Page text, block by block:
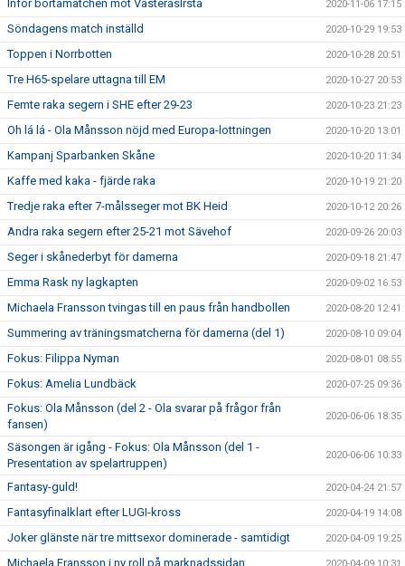
Inför bortamatchen mot VästeråsIrsta 2020-11-06 17:15
Söndagens match inställd 2020-10-29 19:53
Toppen i Norrbotten 2020-10-28 20:51
Tre H65-spelare uttagna till EM 2020-10-27 20:53
Femte raka segern i SHE efter 29-23 2020-10-23 21:23
Oh lá lá - Ola Månsson nöjd med Europa-lottningen 2020-10-20 13:01
Kampanj Sparbanken Skåne 2020-10-20 11:34
Kaffe med kaka - fjärde raka 2020-10-19 21:20
Tredje raka efter 7-målsseger mot BK Heid 2020-10-12 20:26
Andra raka segern efter 25-21 mot Sävehof 2020-09-26 20:03
Seger i skånederbyt för damerna 2020-09-18 21:47
Emma Rask ny lagkapten 2020-09-02 16:53
Michaela Fransson tvingas till en paus från handbollen 2020-08-20 12:41
Summering av träningsmatcherna för damerna (del 1) 2020-08-10 09:04
Fokus: Filippa Nyman 2020-08-01 08:55
Fokus: Amelia Lundbäck 2020-07-25 09:36
Fokus: Ola Månsson (del 2 - Ola svarar på frågor från
fansen)
2020-06-06 18:35
Säsongen är igång - Fokus: Ola Månsson (del 1 -
Presentation av spelartruppen)
2020-06-06 10:33
Fantasy-guld! 2020-04-24 21:57
Fantasyfinalklart efter LUGI-kross 2020-04-19 14:08
Joker glänste när tre mittsexor dominerade - samtidigt 2020-04-09 19:25
Michaela Fransson i ny roll på marknadssidan